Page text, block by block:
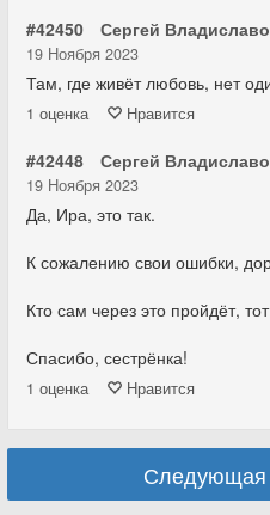
#42450 Сергей
19 Ноября 2023
Там, где живёт любовь, нет
1 оценка Нравится
#42448 Сергей
19 Ноября 2023
Да, Ира, это так.
К сожалению свои ошибки,
Кто сам через это пройдёт,
Спасибо, сестрёнка!
1 оценка Нравится
Следующая